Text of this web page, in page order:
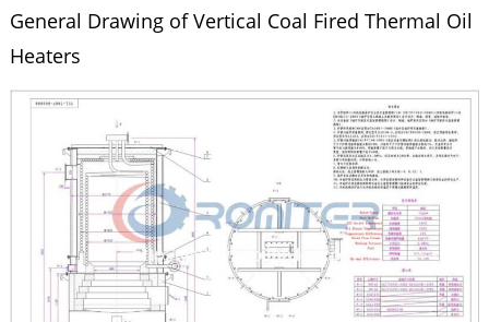
General Drawing of Vertical Coal Fired Thermal Oil
Heaters